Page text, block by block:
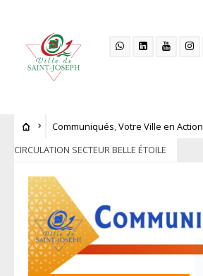
Communiqués,Votre Ville en Action
CIRCULATION SECTEUR BELLE ÉTOILE